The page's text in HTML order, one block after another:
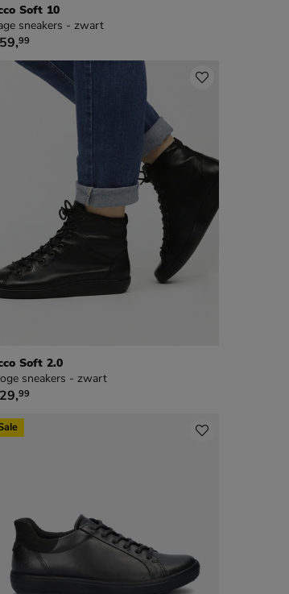
Soft 10
sneakers - zwart
,99
Soft 2.0
sneakers - zwart
,99